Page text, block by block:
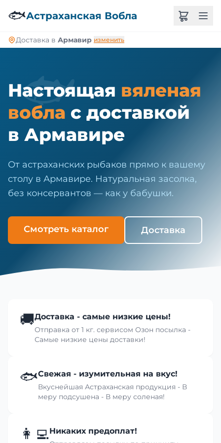
🐟Астраханская Вобла
Доставка в Армавир изменить
🐟
Настоящая вяленая
вобла с доставкой
в Армавире
От астраханских рыбаков прямо к вашему
столу в Армавире. Натуральная засолка,
без консервантов — как у бабушки.
Смотреть каталог Доставка
🚚Доставка - самые низкие цены!
Отправка от 1 кг. сервисом Озон посылка -
Самые низкие цены доставки!
🐟Свежая - изумительная на вкус!
Вкуснейшая Астраханская продукция - В
меру подсушена - В меру соленая!
👩‍💻Никаких предоплат!